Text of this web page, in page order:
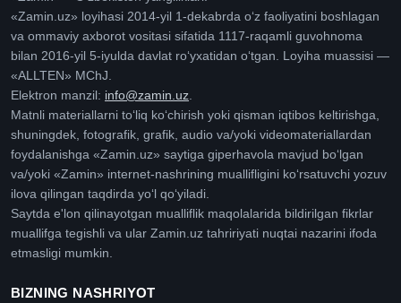
«Zamin.uz» loyihasi 2014-yil 1-dekabrda oʻz faoliyatini boshlagan
va ommaviy axborot vositasi sifatida 1117-raqamli guvohnoma
bilan 2016-yil 5-iyulda davlat roʻyxatidan oʻtgan. Loyiha muassisi —
«ALLTEN» MChJ.
Elektron manzil: info@zamin.uz
Matnli materiallarni toʻliq koʻchirish yoki qisman iqtibos keltirishga,
shuningdek, fotografik, grafik, audio va/yoki videomateriallardan
foydalanishga «Zamin.uz» saytiga giperhavola mavjud boʻlgan
va/yoki «Zamin» internet-nashrining muallifligini koʻrsatuvchi yozuv
ilova qilingan taqdirda yoʻl qoʻyiladi.
Saytda e'lon qilinayotgan mualliflik maqolalarida bildirilgan fikrlar
muallifga tegishli va ular Zamin.uz tahririyati nuqtai nazarini ifoda
etmasligi mumkin.
BIZNING NASHRIYOT